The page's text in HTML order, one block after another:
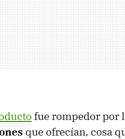
fue rompedor por
que ofrecían, cosa